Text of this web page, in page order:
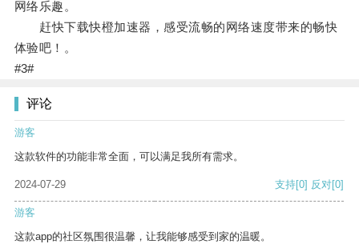
网络乐趣。
赶快下载快橙加速器，感受流畅的网络速度带来的畅快
体验吧！。
#3#
评论
游客
这款软件的功能非常全面，可以满足我所有需求。
2024-07-29 支持[0] 反对[0]
游客
这款app的社区氛围很温馨，让我能够感受到家的温暖。